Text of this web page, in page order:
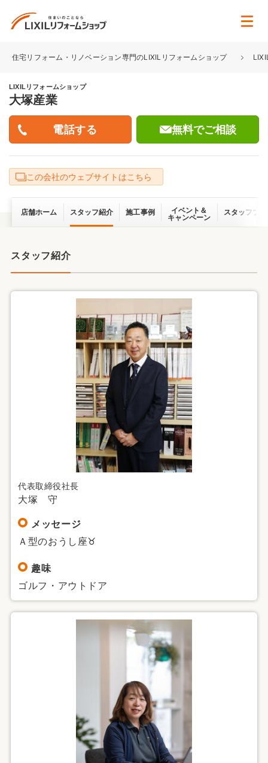
住宅リフォーム・リノベーション専門のLIXILリフォームショップ
LIXILリフォームショップ
大塚産業
無料でご相談
この会社のウェブサイトはこちら
店舗ホーム スタッフ紹介 施工事例
イベント＆
キャンペーン
スタッフブ
スタッフ紹介
代表取締役社長
大塚 守
メッセージ
Ａ型のおうし座♉
趣味
ゴルフ・アウトドア